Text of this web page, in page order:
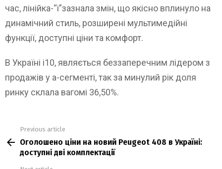
час, лінійка-“i”зазнала змін, що якісно вплинуло на
динамічний стиль, розширені мультимедійні
функції, доступні ціни та комфорт.
В Україні i10, являється беззаперечним лідером з
продажів у а-сегменті, так за минулий рік доля
ринку склала вагомі 36,50%.
more
Previous article
Оголошено ціни на новий Peugeot 408 в Україні:
доступні дві комплектації